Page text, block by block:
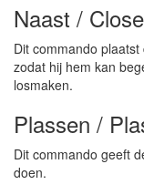
Naast / Close
Dit commando
zodat hij hem kan
losmaken.
Plassen /
Dit commando geeft
doen.